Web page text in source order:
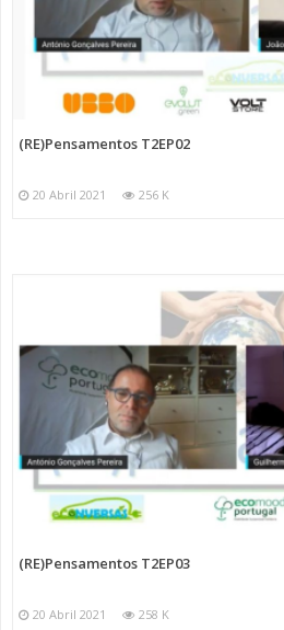
(RE)Pensamentos T2EP02
20 Abril 2021 256 K
(RE)Pensamentos T2EP03
20 Abril 2021 258 K